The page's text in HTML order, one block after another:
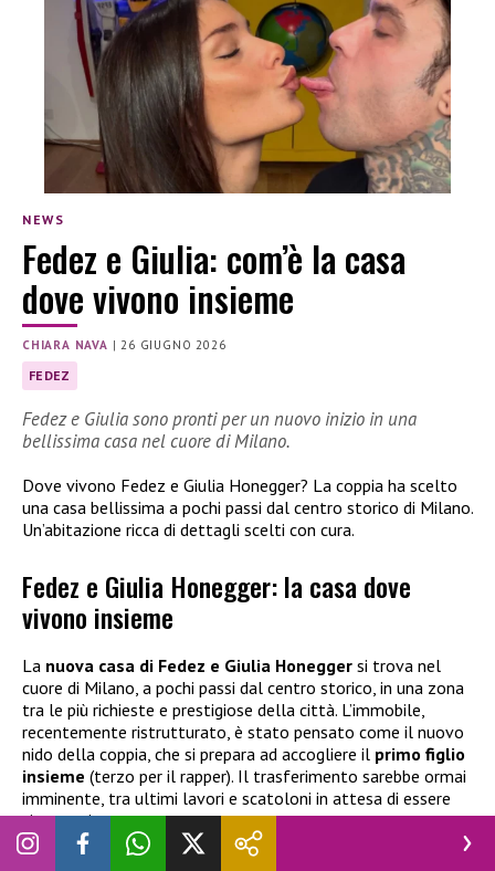
NEWS
Fedez e Giulia: com’è la casa
dove vivono insieme
CHIARA NAVA | 26 GIUGNO 2026
FEDEZ
Fedez e Giulia sono pronti per un nuovo inizio in una
bellissima casa nel cuore di Milano.
Dove vivono Fedez e Giulia Honegger? La coppia ha scelto
una casa bellissima a pochi passi dal centro storico di Milano.
Un’abitazione ricca di dettagli scelti con cura.
Fedez e Giulia Honegger: la casa dove
vivono insieme
La nuova casa di Fedez e Giulia Honegger si trova nel
cuore di Milano, a pochi passi dal centro storico, in una zona
tra le più richieste e prestigiose della città. L’immobile,
recentemente ristrutturato, è stato pensato come il nuovo
nido della coppia, che si prepara ad accogliere il primo figlio
insieme (terzo per il rapper). Il trasferimento sarebbe ormai
imminente, tra ultimi lavori e scatoloni in attesa di essere
sistemati.